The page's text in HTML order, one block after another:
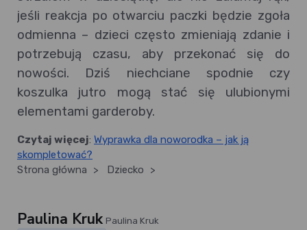
jeśli reakcja po otwarciu paczki będzie zgoła
odmienna – dzieci często zmieniają zdanie i
potrzebują czasu, aby przekonać się do
nowości. Dziś niechciane spodnie czy
koszulka jutro mogą stać się ulubionymi
elementami garderoby.
Czytaj więcej: Wyprawka dla noworodka – jak ją
skompletować?
Strona główna
> Dziecko >
Paulina Kruk Paulina Kruk